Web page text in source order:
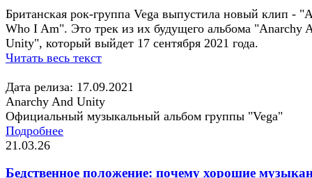
Британская рок-группа Vega выпустила новый клип -
Who I Am". Это трек из их будущего альбома "Anarchy
Unity", который выйдет 17 сентября 2021 года.
Читать весь текст
Дата релиза: 17.09.2021
Anarchy And Unity
Официальный музыкальный альбом группы "Vega"
Подробнее
21.03.26
Бедственное положение: почему хорошие